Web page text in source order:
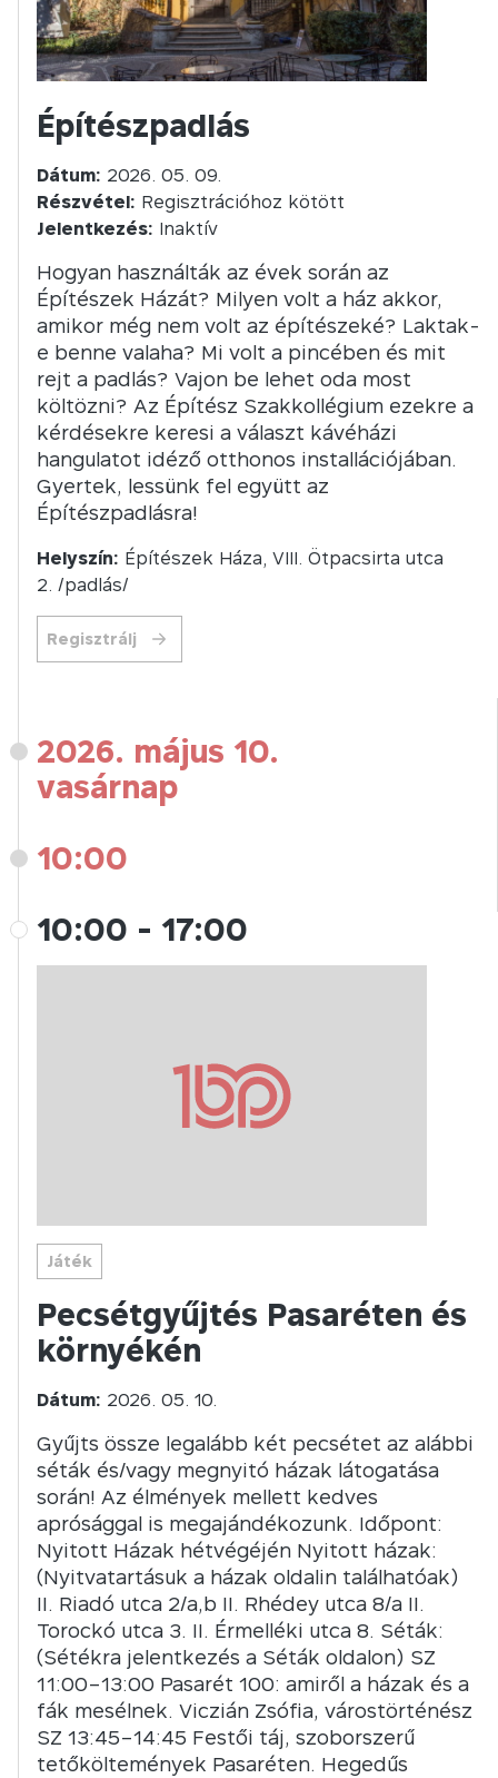
Építészpadlás
Dátum: 2026. 05. 09.
Részvétel: Regisztrációhoz kötött
Jelentkezés: Inaktív
Hogyan használták az évek során az
Építészek Házát? Milyen volt a ház akkor,
amikor még nem volt az építészeké? Laktak-
e benne valaha? Mi volt a pincében és mit
rejt a padlás? Vajon be lehet oda most
költözni? Az Építész Szakkollégium ezekre a
kérdésekre keresi a választ kávéházi
hangulatot idéző otthonos installációjában.
Gyertek, lessünk fel együtt az
Építészpadlásra!
Helyszín: Építészek Háza, VIII. Ötpacsirta utca
2. /padlás/
Regisztrálj
2026. május 10.
vasárnap
10:00
10:00 - 17:00
Játék
Pecsétgyűjtés Pasaréten és
környékén
Dátum: 2026. 05. 10.
Gyűjts össze legalább két pecsétet az alábbi
séták és/vagy megnyitó házak látogatása
során! Az élmények mellett kedves
aprósággal is megajándékozunk. Időpont:
Nyitott Házak hétvégéjén Nyitott házak:
(Nyitvatartásuk a házak oldalin találhatóak)
II. Riadó utca 2/a,b II. Rhédey utca 8/a II.
Torockó utca 3. II. Érmelléki utca 8. Séták:
(Sétékra jelentkezés a Séták oldalon) SZ
11:00–13:00 Pasarét 100: amiről a házak és a
fák mesélnek. Viczián Zsófia, várostörténész
SZ 13:45–14:45 Festői táj, szoborszerű
tetőköltemények Pasaréten. Hegedűs